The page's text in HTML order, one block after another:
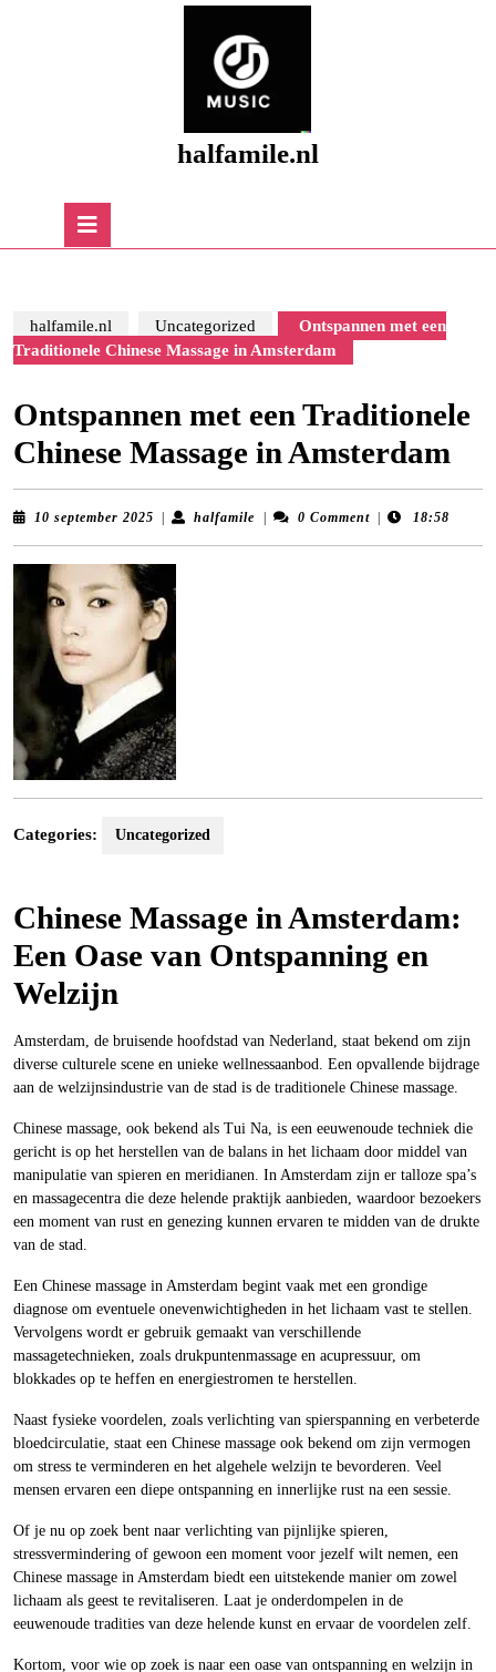
halfamile.nl
halfamile.nl Uncategorized
Ontspannen met een
Traditionele Chinese Massage in Amsterdam
Ontspannen met een Traditionele
Chinese Massage in Amsterdam
10 september 2025 10
halfamile halfamile0 Comment 18:58
Categories: Uncategorized
Chinese Massage in Amsterdam:
Een Oase van Ontspanning en
Welzijn
Amsterdam, de bruisende hoofdstad van Nederland, staat bekend om zijn
diverse culturele scene en unieke wellnessaanbod. Een opvallende bijdrage
aan de welzijnsindustrie van de stad is de traditionele Chinese massage.
Chinese massage, ook bekend als Tui Na, is een eeuwenoude techniek die
gericht is op het herstellen van de balans in het lichaam door middel van
manipulatie van spieren en meridianen. In Amsterdam zijn er talloze spa’s
en massagecentra die deze helende praktijk aanbieden, waardoor bezoekers
een moment van rust en genezing kunnen ervaren te midden van de drukte
van de stad.
Een Chinese massage in Amsterdam begint vaak met een grondige
diagnose om eventuele onevenwichtigheden in het lichaam vast te stellen.
Vervolgens wordt er gebruik gemaakt van verschillende
massagetechnieken, zoals drukpuntenmassage en acupressuur, om
blokkades op te heffen en energiestromen te herstellen.
Naast fysieke voordelen, zoals verlichting van spierspanning en verbeterde
bloedcirculatie, staat een Chinese massage ook bekend om zijn vermogen
om stress te verminderen en het algehele welzijn te bevorderen. Veel
mensen ervaren een diepe ontspanning en innerlijke rust na een sessie.
Of je nu op zoek bent naar verlichting van pijnlijke spieren,
stressvermindering of gewoon een moment voor jezelf wilt nemen, een
Chinese massage in Amsterdam biedt een uitstekende manier om zowel
lichaam als geest te revitaliseren. Laat je onderdompelen in de
eeuwenoude tradities van deze helende kunst en ervaar de voordelen zelf.
Kortom, voor wie op zoek is naar een oase van ontspanning en welzijn in